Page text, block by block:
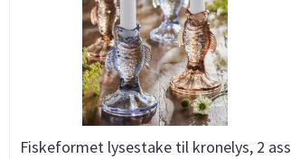
Fiskeformet lysestake til kronelys, 2 ass